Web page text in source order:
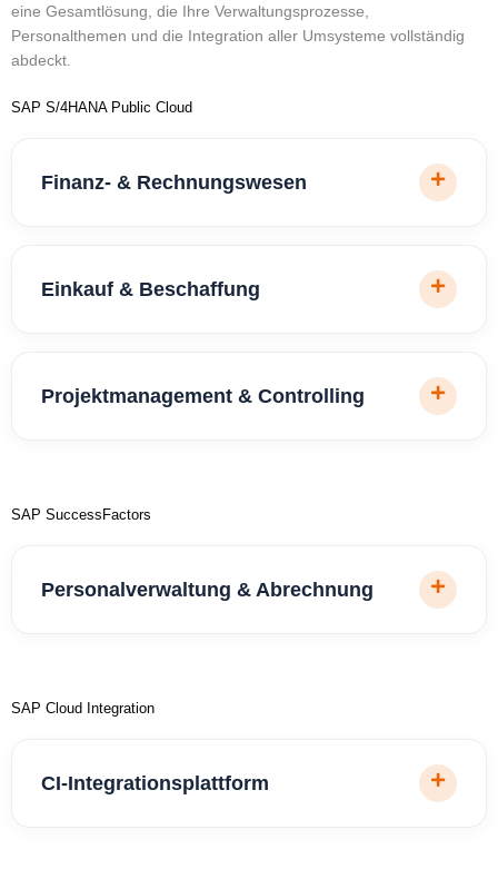
eine Gesamtlösung, die Ihre Verwaltungsprozesse,
Personalthemen und die Integration aller Umsysteme vollständig
abdeckt.
SAP S/4HANA Public Cloud
Finanz- & Rechnungswesen
Einkauf & Beschaffung
Projektmanagement & Controlling
SAP SuccessFactors
Personalverwaltung & Abrechnung
SAP Cloud Integration
CI-Integrationsplattform